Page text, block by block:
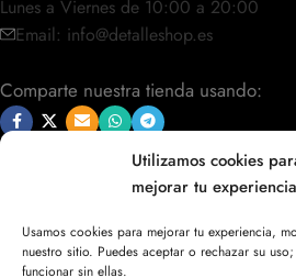
Utilizamos cookies
mejorar tu experiencia
Usamos cookies para mejorar tu experiencia,
nuestro sitio. Puedes aceptar o rechazar su
funcionar sin ellas.
Lunes a Viernes de 10:00 a 20:00
Email: info@detalleshop.es
Comparte nuestra tienda usando:
POLÍTICAS / INFORMACIÓN
ACCESO RÁPIDO